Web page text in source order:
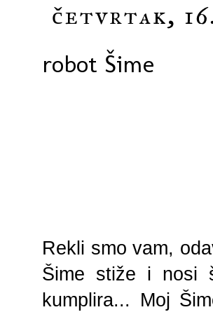
četvrtak,
robot Šime
Rekli smo vam,
Šime stiže i nosi
kumplira... Moj